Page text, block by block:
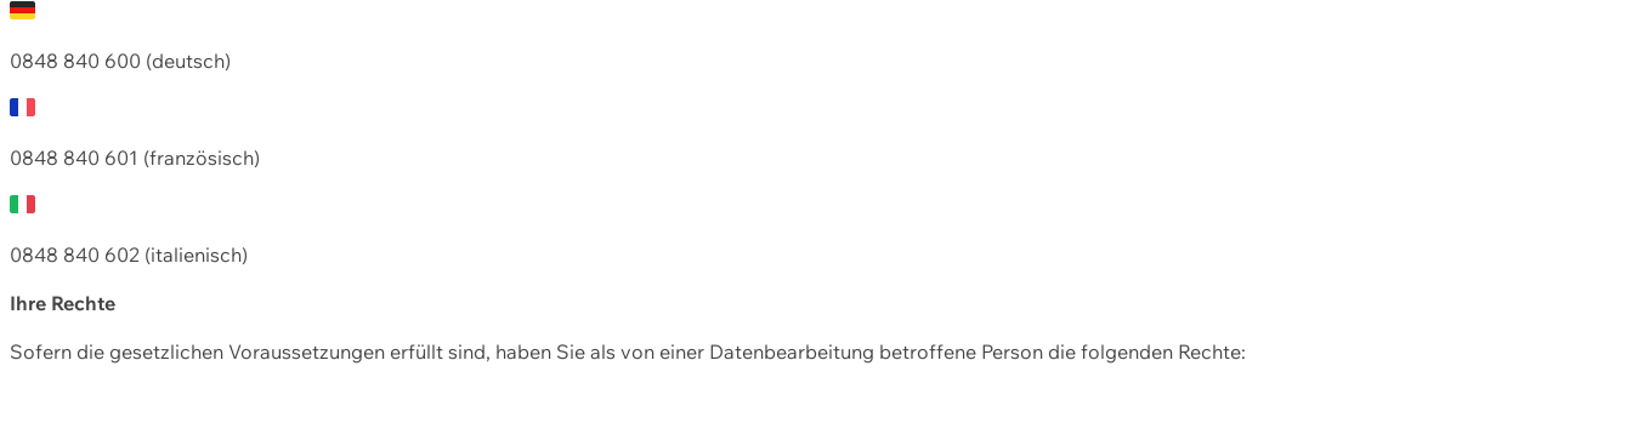
0848 840 600 (deutsch)
0848 840 601 (französisch)
0848 840 602 (italienisch)
Ihre Rechte
Sofern die gesetzlichen Voraussetzungen erfüllt sind, haben Sie als von einer Datenbearbeitung betroffene Person die folgenden Rechte: